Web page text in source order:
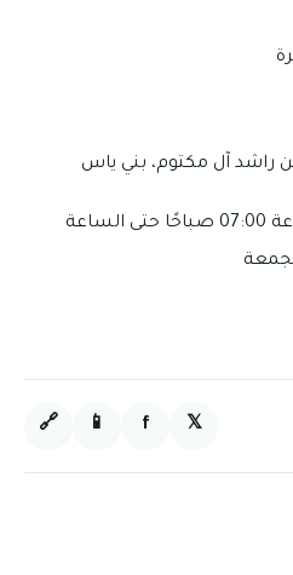
راشد آل مكتوم، بني ياس
أوقات العمل: يوميًا من الساعة 07:00 صباحًا حتى الساعة
𝕏
f
📱
🔗